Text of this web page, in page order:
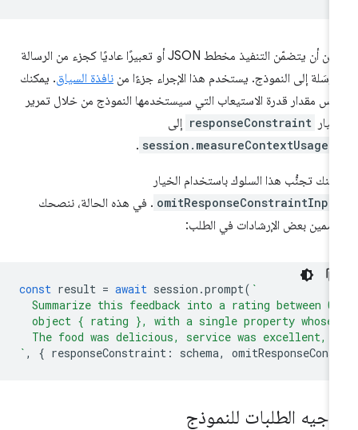
يمكن أن يتضمّن التنفيذ مخطط JSON أو تعبيرًا عاديًا كجزء من الرسالة
إلى النموذج. يستخدم هذا الإجراء جزءًا من نافذة السياق. يمكنك
مقدار قدرة الاستيعاب التي سيستخدمها النموذج من خلال تمرير
responseConstraint إلى
.
تجنُّب هذا السلوك باستخدام الخيار
. في هذه الحالة، ننصحك
بعض الإرشادات في الطلب:
const result = await session.prompt
Summarize this feedback into a rating between
object { rating }, with a single property
The food was delicious, service was excellent,
`
{ responseConstraint: schema,
الطلبات للنموذج